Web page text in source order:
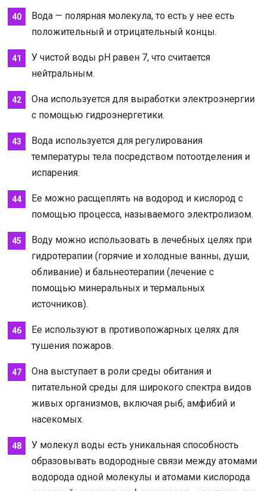
Вода — полярная молекула, то есть у нее есть
положительный и отрицательный концы.
У чистой воды рН равен 7, что считается
нейтральным.
Она используется для выработки электроэнергии
с помощью гидроэнергетики.
Вода используется для регулирования
температуры тела посредством потоотделения и
испарения.
Ее можно расщеплять на водород и кислород с
помощью процесса, называемого электролизом.
Воду можно использовать в лечебных целях при
гидротерапии (горячие и холодные ванны, души,
обливание) и бальнеотерапии (лечение с
помощью минеральных и термальных
источников).
Ее используют в противопожарных целях для
тушения пожаров.
Она выступает в роли среды обитания и
питательной среды для широкого спектра видов
живых организмов, включая рыб, амфибий и
насекомых.
У молекул воды есть уникальная способность
образовывать водородные связи между атомами
водорода одной молекулы и атомами кислорода